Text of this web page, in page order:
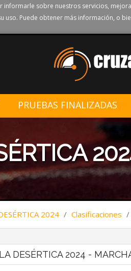
sobre nuestros servicios,
uso. Puede obtener más información, o
PRUEBAS FINALIZADAS
2024 / Clasificaciones /
DESÉRTICA 2024 -